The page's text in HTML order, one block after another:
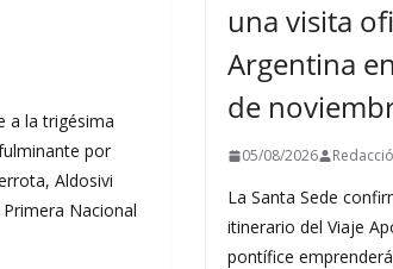
a la trigésima
por
Aldosivi
Nacional
una visita
Argentina
de
05/08/2026
La Santa Sede
itinerario del Viaje
pontífice